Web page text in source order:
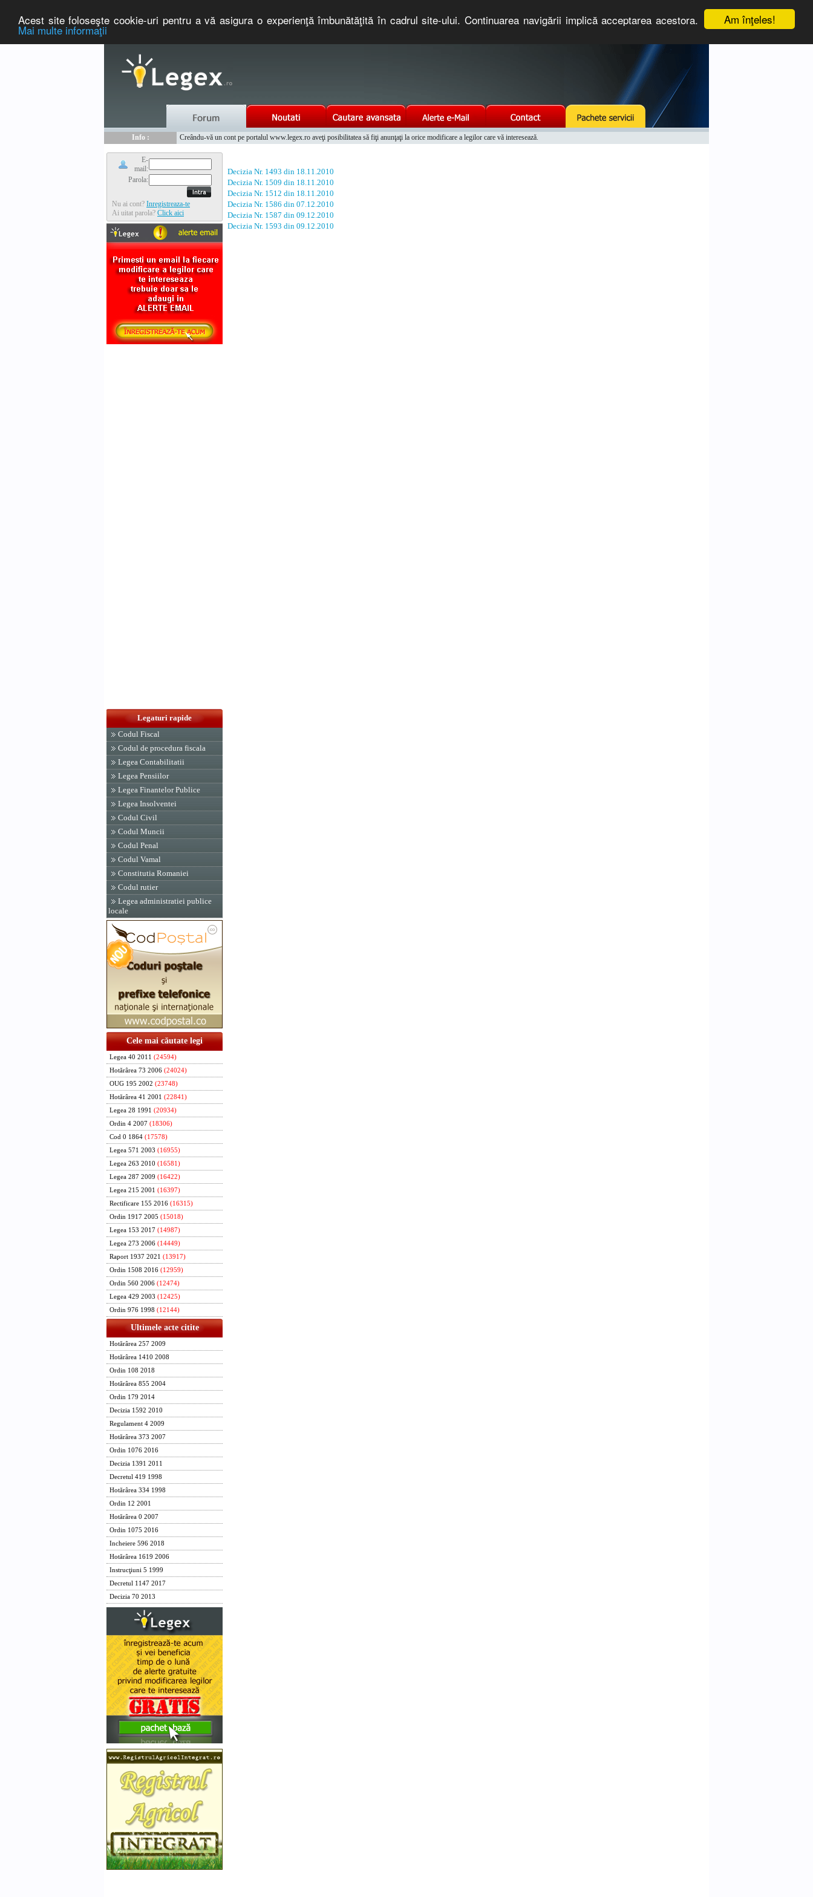
Am înţeles!
Acest site foloseşte cookie-uri pentru a vă asigura o experienţă îmbunătăţită în cadrul site-ului. Continuarea navigării implică acceptarea acestora.
Mai multe informaţii
Info :
Creându-vă un cont pe portalul www.legex.ro aveţi posibilitatea să fiţi anunţaţi la orice modificare a legilor care vă interesează.
E-
mail:
Parola:
Nu ai cont? Inregistreaza-te
Ai uitat parola? Click aici
Legaturi rapide
Codul Fiscal
Codul de procedura fiscala
Legea Contabilitatii
Legea Pensiilor
Legea Finantelor Publice
Legea Insolventei
Codul Civil
Codul Muncii
Codul Penal
Codul Vamal
Constitutia Romaniei
Codul rutier
Legea administratiei publice
locale
Cele mai căutate legi
Legea 40 2011 (24594)
Hotărârea 73 2006 (24024)
OUG 195 2002 (23748)
Hotărârea 41 2001 (22841)
Legea 28 1991 (20934)
Ordin 4 2007 (18306)
Cod 0 1864 (17578)
Legea 571 2003 (16955)
Legea 263 2010 (16581)
Legea 287 2009 (16422)
Legea 215 2001 (16397)
Rectificare 155 2016 (16315)
Ordin 1917 2005 (15018)
Legea 153 2017 (14987)
Legea 273 2006 (14449)
Raport 1937 2021 (13917)
Ordin 1508 2016 (12959)
Ordin 560 2006 (12474)
Legea 429 2003 (12425)
Ordin 976 1998 (12144)
Ultimele acte citite
Hotărârea 257 2009
Hotărârea 1410 2008
Ordin 108 2018
Hotărârea 855 2004
Ordin 179 2014
Decizia 1592 2010
Regulament 4 2009
Hotărârea 373 2007
Ordin 1076 2016
Decizia 1391 2011
Decretul 419 1998
Hotărârea 334 1998
Ordin 12 2001
Hotărârea 0 2007
Ordin 1075 2016
Incheiere 596 2018
Hotărârea 1619 2006
Instrucţiuni 5 1999
Decretul 1147 2017
Decizia 70 2013
Decizia Nr. 1493 din 18.11.2010
Decizia Nr. 1509 din 18.11.2010
Decizia Nr. 1512 din 18.11.2010
Decizia Nr. 1586 din 07.12.2010
Decizia Nr. 1587 din 09.12.2010
Decizia Nr. 1593 din 09.12.2010